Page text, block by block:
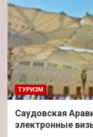
ТУРИЗМ
Саудовская
электронные